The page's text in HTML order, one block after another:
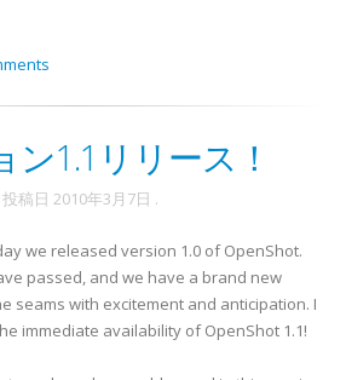
ン1.1リリース！
投稿日 2010年3月7日 .
we released version 1.0 of OpenShot.
passed, and we have a brand new
seams with excitement and anticipation. I
immediate availability of OpenShot 1.1!